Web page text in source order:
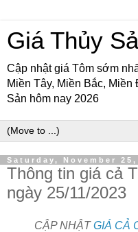
Giá Thủy
Cập nhật giá Tôm sớm
Miền Tây, Miền Bắc,
Sản hôm nay 2026
Saturday, November 25,
Thông tin giá cả
ngày 25/11/2023
CẬP NHẬTGIÁ CẢ